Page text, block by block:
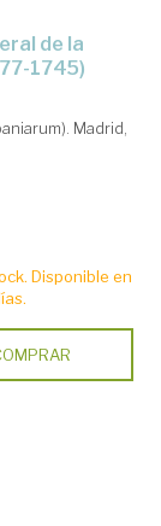
1745)
Madrid,
Disponible en